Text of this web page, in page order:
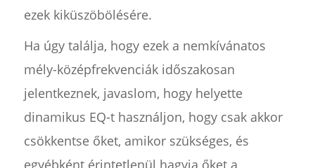
ezek kiküszöbölésére.
Ha úgy találja, hogy ezek a nemkívánatos
mély-középfrekvenciák időszakosan
jelentkeznek, javaslom, hogy helyette
dinamikus EQ-t használjon, hogy csak akkor
csökkentse őket, amikor szükséges, és
egyébként érintetlenül hagyja őket a